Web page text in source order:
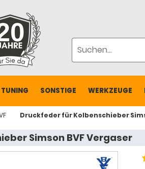
TUNING SONSTIGE WERKZEUGE
Druckfeder für Kolbenschieber
Simson BVF Vergaser